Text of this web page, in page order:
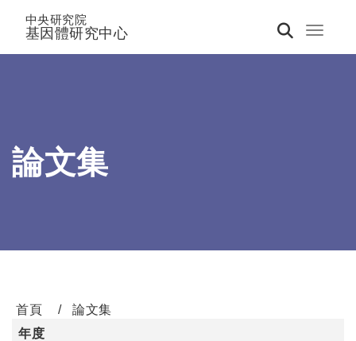
Toggle
中央研究院
基因體研究中心
論文集
首頁
論文集
年度